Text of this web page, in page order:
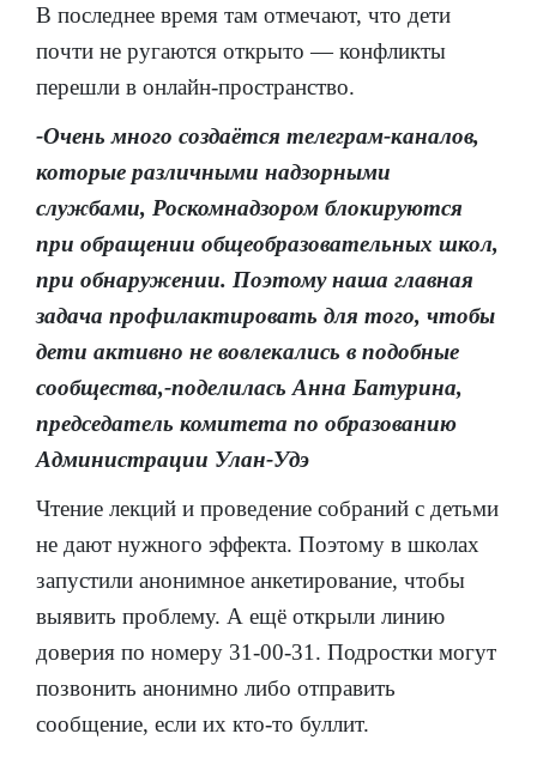
В последнее время там отмечают, что дети
почти не ругаются открыто — конфликты
перешли в онлайн-пространство.
-Очень много создаётся телеграм-каналов,
которые различными надзорными
службами, Роскомнадзором блокируются
при обращении общеобразовательных школ,
при обнаружении. Поэтому наша главная
задача профилактировать для того, чтобы
дети активно не вовлекались в подобные
сообщества,-поделилась Анна Батурина,
председатель комитета по образованию
Администрации Улан-Удэ
Чтение лекций и проведение собраний с детьми
не дают нужного эффекта. Поэтому в школах
запустили анонимное анкетирование, чтобы
выявить проблему. А ещё открыли линию
доверия по номеру 31-00-31. Подростки могут
позвонить анонимно либо отправить
сообщение, если их кто-то буллит.